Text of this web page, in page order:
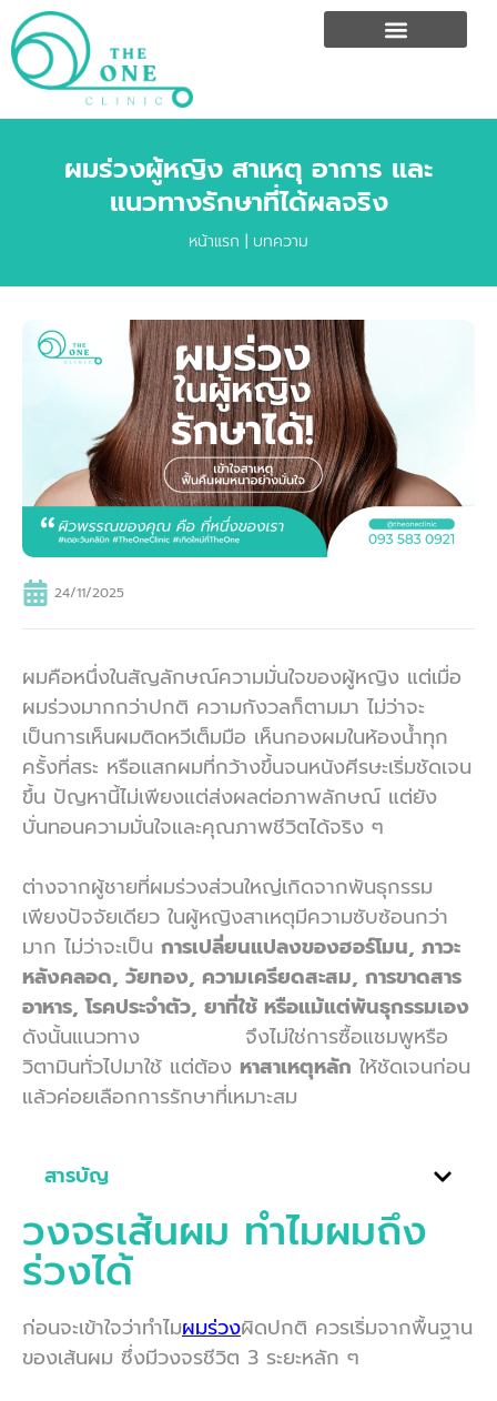
ผมร่วงผู้หญิง สาเหตุ อาการ และ
แนวทางรักษาที่ได้ผลจริง
หน้าแรก | บทความ
24/11/2025
ผมคือหนึ่งในสัญลักษณ์ความมั่นใจของผู้หญิง แต่เมื่อ
ผมร่วงมากกว่าปกติ ความกังวลก็ตามมา ไม่ว่าจะ
เป็นการเห็นผมติดหวีเต็มมือ เห็นกองผมในห้องน้ำทุก
ครั้งที่สระ หรือแสกผมที่กว้างขึ้นจนหนังศีรษะเริ่มชัดเจน
ขึ้น ปัญหานี้ไม่เพียงแต่ส่งผลต่อภาพลักษณ์ แต่ยัง
บั่นทอนความมั่นใจและคุณภาพชีวิตได้จริง ๆ
ต่างจากผู้ชายที่ผมร่วงส่วนใหญ่เกิดจากพันธุกรรม
เพียงปัจจัยเดียว ในผู้หญิงสาเหตุมีความซับซ้อนกว่า
มาก ไม่ว่าจะเป็น การเปลี่ยนแปลงของฮอร์โมน, ภาวะ
หลังคลอด, วัยทอง, ความเครียดสะสม, การขาดสาร
อาหาร, โรคประจำตัว, ยาที่ใช้ หรือแม้แต่พันธุกรรมเอง
ดังนั้นแนวทาง
จึงไม่ใช่การซื้อแชมพูหรือ
วิตามินทั่วไปมาใช้ แต่ต้อง หาสาเหตุหลัก ให้ชัดเจนก่อน
แล้วค่อยเลือกการรักษาที่เหมาะสม
สารบัญ
วงจรเส้นผม ทำไมผมถึง
ร่วงได้
ก่อนจะเข้าใจว่าทำไมผมร่วงผิดปกติ ควรเริ่มจากพื้นฐาน
ของเส้นผม ซึ่งมีวงจรชีวิต 3 ระยะหลัก ๆ